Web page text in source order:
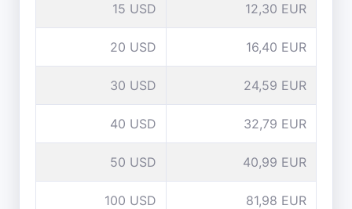
15 USD 12,30 EUR
20 USD 16,40 EUR
30 USD 24,59 EUR
40 USD 32,79 EUR
50 USD 40,99 EUR
100 USD 81,98 EUR